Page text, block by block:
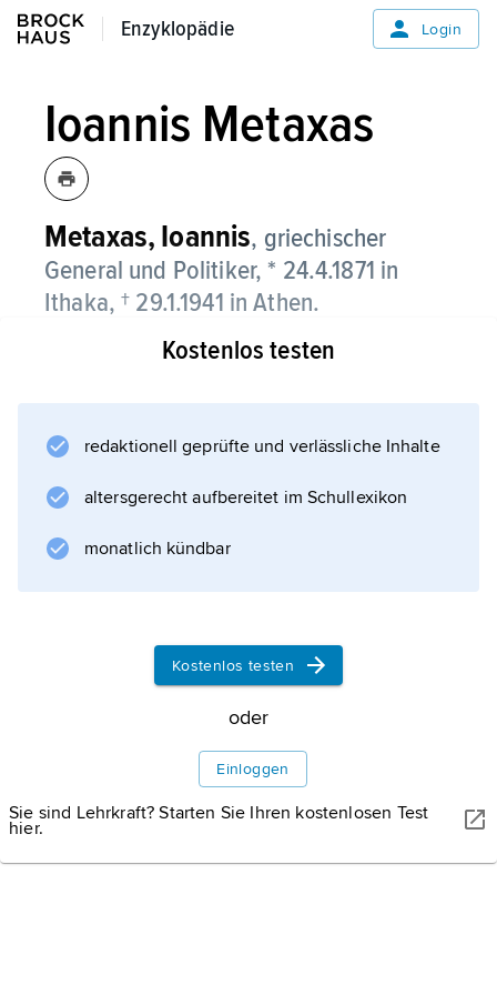
Enzyklopädie
Enzyklopädie Login
Ioannis Metaxas
Metaxas, Ioannis, griechischer
General und Politiker, * 24.4.1871 in
Ithaka, † 29.1.1941 inAthen.
WISSENMEDIA, GÜTERSLOH
Kostenlos testen
redaktionell geprüfte und verlässliche Inhalte
altersgerecht aufbereitet im Schullexikon
monatlich kündbar
Kostenlos testen
oder
Einloggen
Sie sind Lehrkraft? Starten Sie Ihren kostenlosen Test
hier.